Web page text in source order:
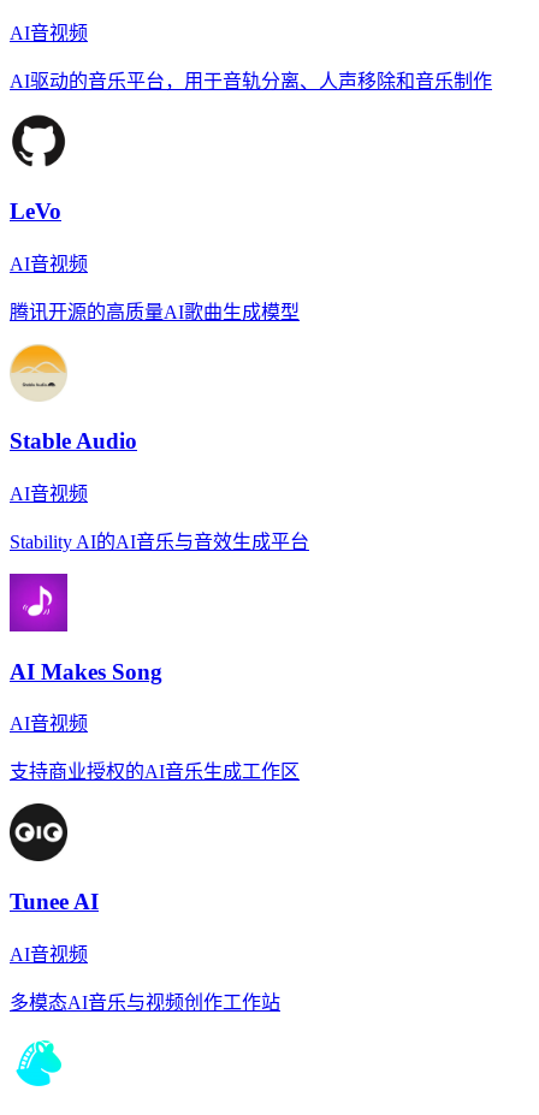
AI音视频
AI驱动的音乐平台，用于音轨分离、人声移除和音乐制作
LeVo
AI音视频
腾讯开源的高质量AI歌曲生成模型
Stable Audio
AI音视频
Stability AI的AI音乐与音效生成平台
AI Makes Song
AI音视频
支持商业授权的AI音乐生成工作区
Tunee AI
AI音视频
多模态AI音乐与视频创作工作站